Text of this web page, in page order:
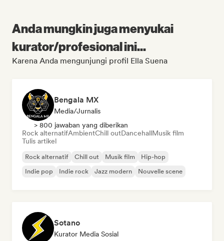
Anda mungkin juga menyukai
kurator/profesional ini...
Karena Anda mengunjungi profil Ella Suena
Bengala MX
Media/Jurnalis
> 800 jawaban yang diberikan
Rock alternatifAmbientChill outDancehallMusik film
Tulis artikel
Rock alternatif Chill out Musik film
Hip-hop
Indie pop
Indie rock Jazz modern Nouvelle scene
Sotano
Kurator Media Sosial